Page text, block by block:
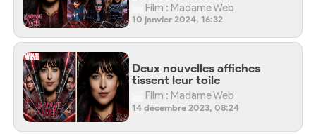
Film : Madame Web
10 janvier 2024, 16:32
Deux nouvelles affiches
tissent leur toile
Film : Madame Web
14 décembre 2023, 08:24